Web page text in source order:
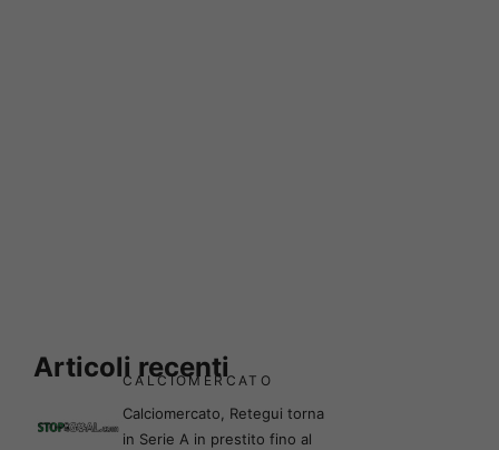
Articoli recenti
CALCIOMERCATO
Calciomercato, Retegui torna
in Serie A in prestito fino al